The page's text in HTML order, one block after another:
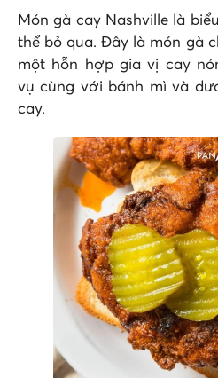
Món gà cay Nashville là
thể bỏ qua. Đây là món gà
một hỗn hợp gia vị cay
vụ cùng với bánh mì và
cay.